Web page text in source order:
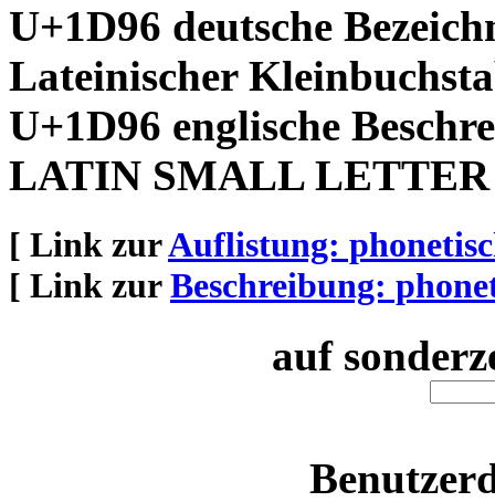
U+1D96 deutsche
Lateinischer
U+1D96 englische
LATIN SMALL
[ Link zurAuflistung:
[ Link zurBeschreibung:
auf